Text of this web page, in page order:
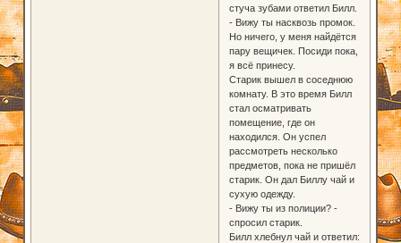
стуча зубами ответил Билл.
- Вижу ты насквозь промок.
Но ничего, у меня найдётся
пару вещичек. Посиди пока,
я всё принесу.
Старик вышел в соседнюю
комнату. В это время Билл
стал осматривать
помещение, где он
находился. Он успел
рассмотреть несколько
предметов, пока не пришёл
старик. Он дал Биллу чай и
сухую одежду.
- Вижу ты из полиции? -
спросил старик.
Билл хлебнул чай и ответил: